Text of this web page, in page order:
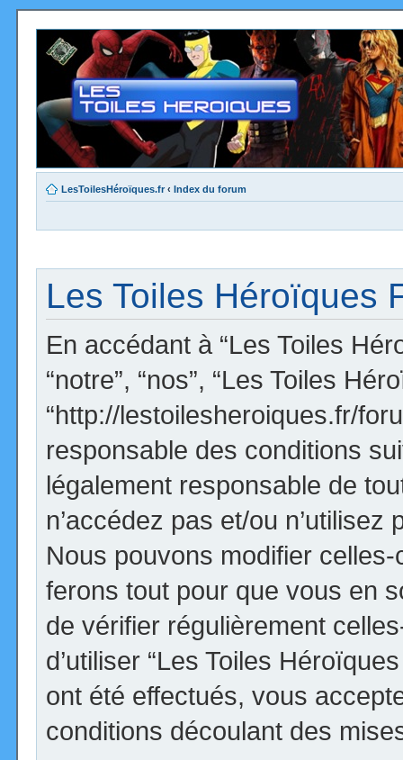
LesToilesHéroïques.fr ‹ Index du forum
Les Toiles Héroïques
En accédant à “Les Toiles
“notre”, “nos”, “Les Toiles
“http://lestoilesheroiques.fr/
responsable des conditions
légalement responsable de
n’accédez pas et/ou n’utilisez
Nous pouvons modifier
ferons tout pour que vous en
de vérifier régulièrement
d’utiliser “Les Toiles
ont été effectués, vous
conditions découlant des